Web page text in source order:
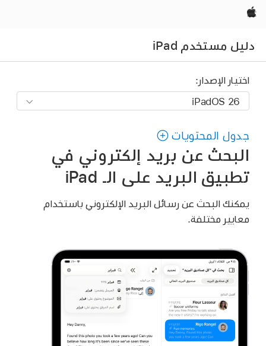
Apple‏
دليل مستخدم iPad
اختيار الإصدار:
جدول المحتويات
البحث عن بريد إلكتروني في
تطبيق البريد على الـ iPad
يمكنك البحث عن رسائل البريد الإلكتروني باستخدام
معايير مختلفة.